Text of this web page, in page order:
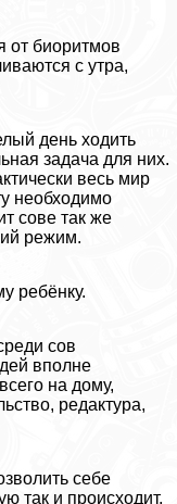
от биоритмов
с утра,
день ходить
задача для них.
весь мир
необходимо
сове так же
режим.
ребёнку.
сов
вполне
на дому,
редактура,
себе
так и происходит,